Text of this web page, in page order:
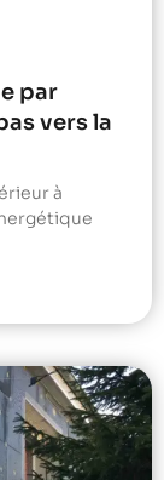
par
vers la
à